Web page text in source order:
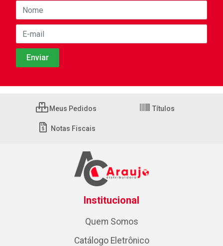
Meus Pedidos Títulos
Notas Fiscais
Institucional
Quem Somos
Catálogo Eletrônico